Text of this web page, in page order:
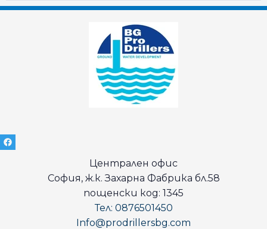
Централен офис
София, ж.к. Захарна Фабрика бл.58
пощенски код: 1345
Тел: 0876501450
Info@prodrillersbg.com